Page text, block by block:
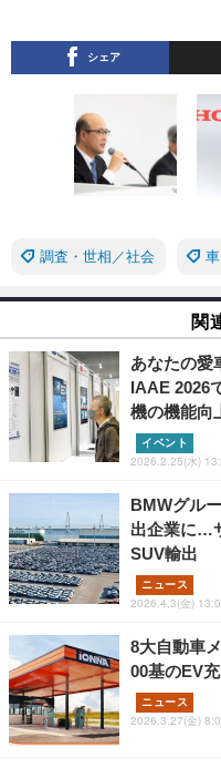
シェア
調査・世相／社会
関
あなたの愛
IAAE 2026
機の機能向
イベント
2026.2.25(水)
BMWグル
出企業に…
SUV輸出
ニュース
2026.4.3(金)
8大自動車
00基のEV
ニュース
2026.3.27(金)